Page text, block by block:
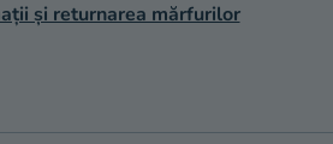
și returnarea mărfurilor